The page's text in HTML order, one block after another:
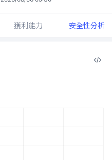
獲利能力 安全性分析